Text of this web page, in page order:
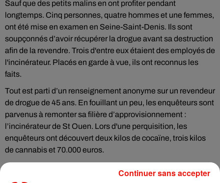
Sauf que des petits malins en ont profiter pendant
longtemps. Cinq personnes, quatre hommes et une femmes,
ont été mise en examen en Seine-Saint-Denis. Ils sont
soupçonnés d’avoir récupérer la drogue avant sa destruction
afin de la revendre. Trois d'entre eux étaient des employés de
l'incinérateur. Placés en garde à vue, ils ont reconnus les
faits.
Tout est parti d’un renseignement anonyme sur un revendeur
de drogue de 45 ans. En fouillant un peu, les enquêteurs sont
parvenus à remonter sa filière d’approvisionnement :
l’incinérateur de St Ouen. Lors d'une perquisition, les
enquêteurs ont découvert deux kilos de cocaïne, trois kilos
de cannabis et 70.000 euros.
Continuer sans accepter